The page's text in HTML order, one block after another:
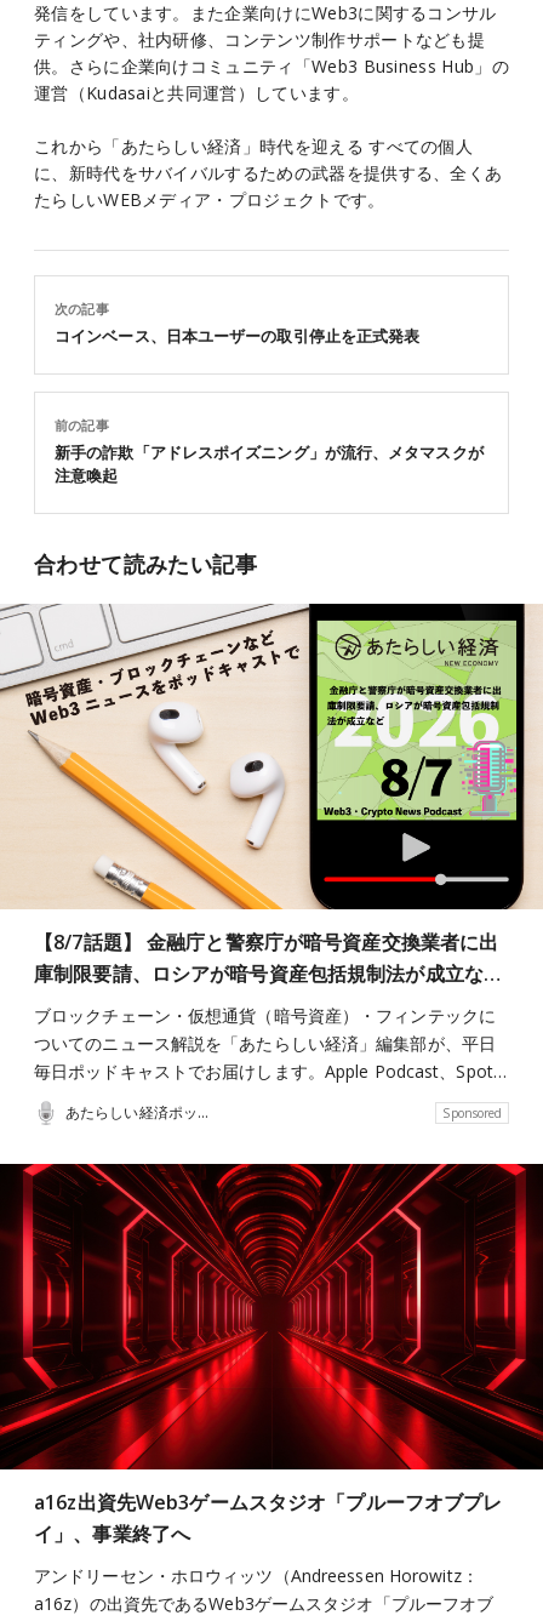
発信をしています。また企業向けにWeb3に関するコンサル
ティングや、社内研修、コンテンツ制作サポートなども提
供。さらに企業向けコミュニティ「Web3 Business Hub」の
運営（Kudasaiと共同運営）しています。
これから「あたらしい経済」時代を迎える すべての個人
に、新時代をサバイバルするための武器を提供する、全くあ
たらしいWEBメディア・プロジェクトです。
前の記事
新手の詐欺「アドレスポイズニング」が流行、メタマスクが
注意喚起
次の記事
コインベース、日本ユーザーの取引停止を正式発表
合わせて読みたい記事
【8/7話題】 金融庁と警察庁が暗号資産交換業者に出
庫制限要請、ロシアが暗号資産包括規制法が成立な…
ブロックチェーン・仮想通貨（暗号資産）・フィンテックに
ついてのニュース解説を「あたらしい経済」編集部が、平日
毎日ポッドキャストでお届けします。Apple Podcast、Spot…
あたらしい経済ポッドキャスト Sponsored
a16z出資先Web3ゲームスタジオ「プルーフオブプレ
イ」、事業終了へ
アンドリーセン・ホロウィッツ（Andreessen Horowitz：
a16z）の出資先であるWeb3ゲームスタジオ「プルーフオブ